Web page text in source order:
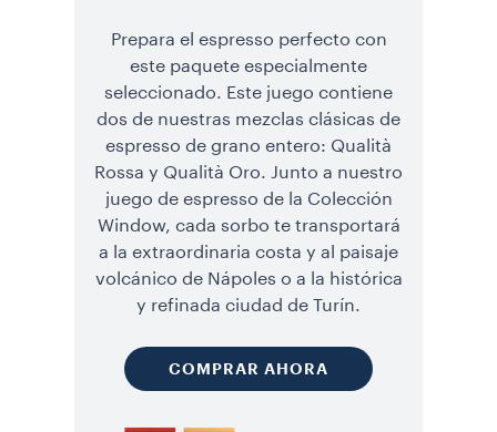
Prepara el espresso perfecto con
este paquete especialmente
seleccionado. Este juego contiene
dos de nuestras mezclas clásicas de
espresso de grano entero: Qualità
Rossa y Qualità Oro. Junto a nuestro
juego de espresso de la Colección
Window, cada sorbo te transportará
a la extraordinaria costa y al paisaje
volcánico de Nápoles o a la histórica
y refinada ciudad de Turín.
COMPRAR AHORA